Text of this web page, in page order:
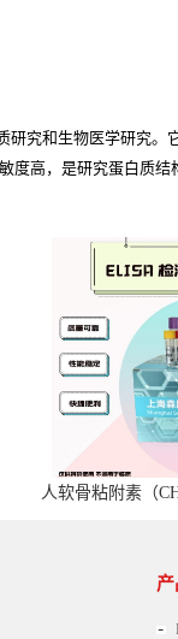
研究和生物医学研究
度高，是研究蛋白质结
人软骨粘附素（